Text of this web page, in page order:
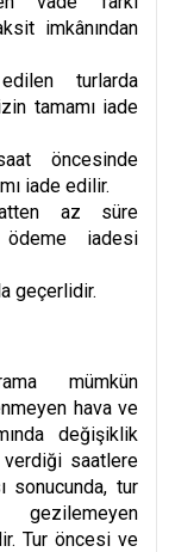
imkânından
turlarda
tamamı iade
öncesinde
iade edilir.
az süre
iadesi
geçerlidir.
mümkün
hava ve
değişiklik
verdiği saatlere
sonucunda, tur
gezilemeyen
Tur öncesi ve